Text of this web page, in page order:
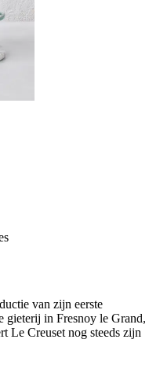
van zijn eerste
gieterij in Fresnoy le Grand,
Le Creuset nog steeds zijn